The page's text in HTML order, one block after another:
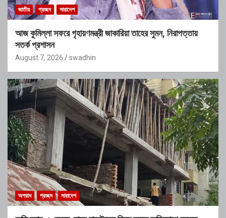
জাতীয় প্রচ্ছদ সারাদেশ
আজ কুমিল্লা সফরে গৃহায়ণমন্ত্রী জাকারিয়া তাহের সুমন, নিরাপত্তায়
সতর্ক প্রশাসন
August 7, 2026 swadhin
অপরাধ প্রচ্ছদ সারাদেশ